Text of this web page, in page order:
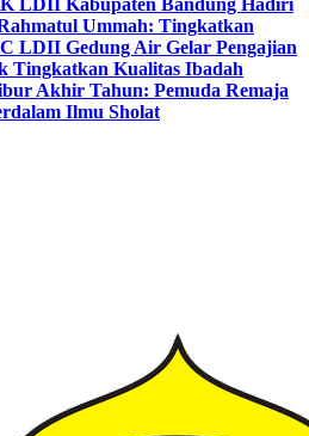
LDII Kabupaten Bandung Hadiri
Ummah: Tingkatkan
LDII Gedung Air Gelar Pengajian
Tingkatkan Kualitas Ibadah
Akhir Tahun: Pemuda Remaja
Ilmu Sholat